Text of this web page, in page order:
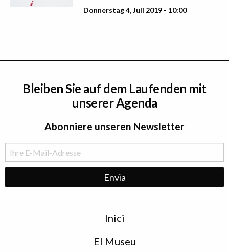
Donnerstag 4, Juli 2019 - 10:00
Bleiben Sie auf dem Laufenden mit
unserer Agenda
Abonniere unseren Newsletter
Inici
El Museu